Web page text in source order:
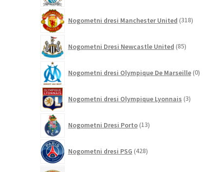
Nogometni dresi Manchester United 318izdelkov
Nogometni Dresi Newcastle United 85izdelkov
Nogometni dresi Olympique De Marseille 0
Nogometni dresi Olympique Lyonnais 3izdelki
Nogometni Dresi Porto 13izdelkov
Nogometni dresi PSG 428izdelkov